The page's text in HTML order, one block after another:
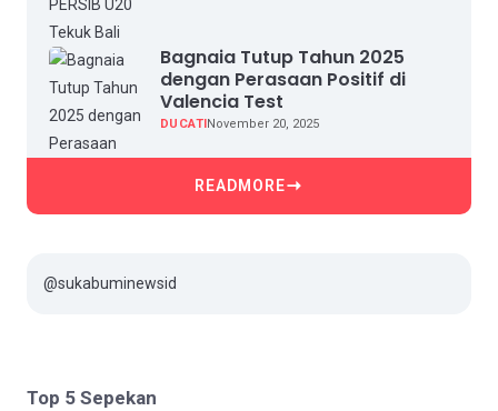
Bagnaia Tutup Tahun 2025
dengan Perasaan Positif di
Valencia Test
DUCATINovember 20, 2025
READMORE
@sukabuminewsid
Top 5 Sepekan